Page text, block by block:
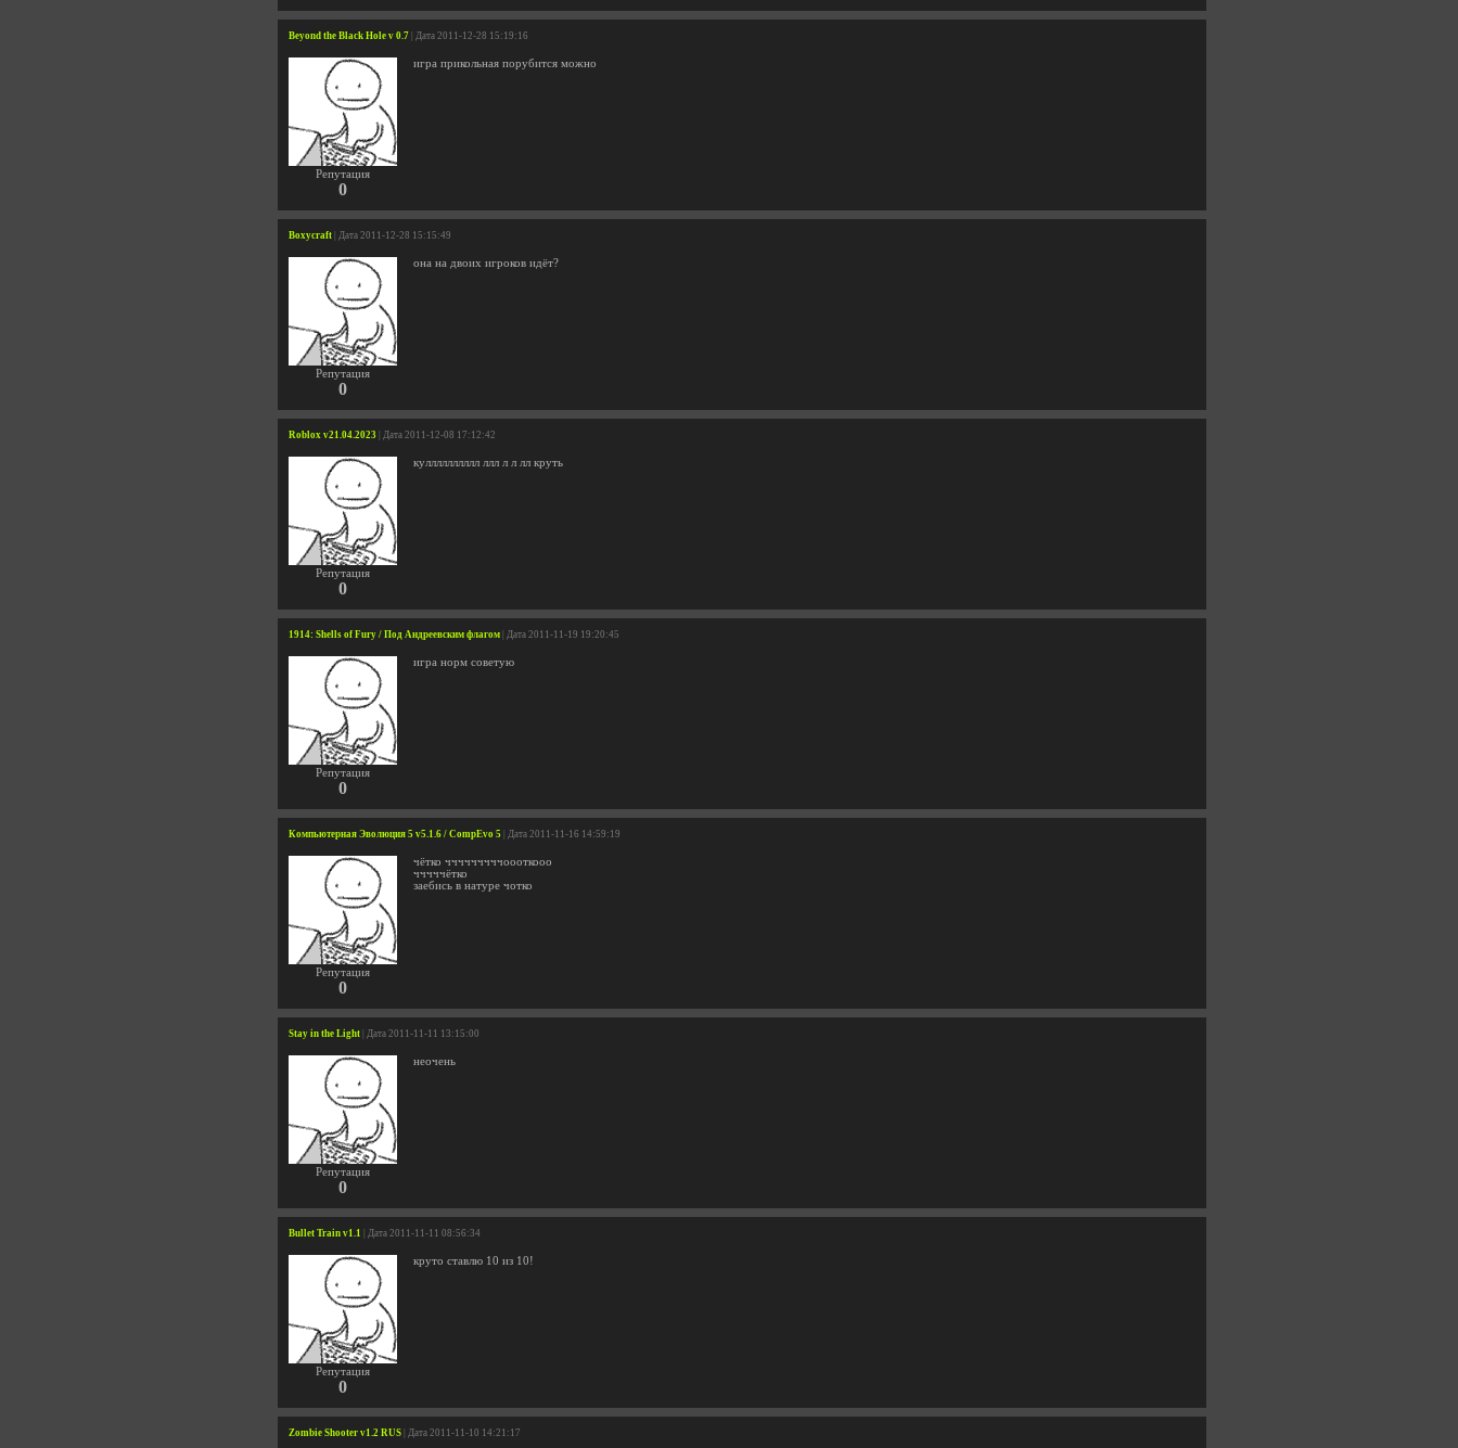
Beyond the Black Hole v 0.7 | Дата 2011-12-28 15:19:16
Репутация
0
игра прикольная порубится можно
Boxycraft | Дата 2011-12-28 15:15:49
Репутация
0
она на двоих игроков идёт?
Roblox v21.04.2023 | Дата 2011-12-08 17:12:42
Репутация
0
кулллллллллл ллл л л лл круть
1914: Shells of Fury / Под Андреевским флагом | Дата 2011-11-19 19:20:45
Репутация
0
игра норм советую
Компьютерная Эволюция 5 v5.1.6 / CompEvo 5 | Дата 2011-11-16 14:59:19
Репутация
0
чётко чччччччччоооткооо
чччччётко
заебись в натуре чотко
Stay in the Light | Дата 2011-11-11 13:15:00
Репутация
0
неочень
Bullet Train v1.1 | Дата 2011-11-11 08:56:34
Репутация
0
круто ставлю 10 из 10!
Zombie Shooter v1.2 RUS | Дата 2011-11-10 14:21:17